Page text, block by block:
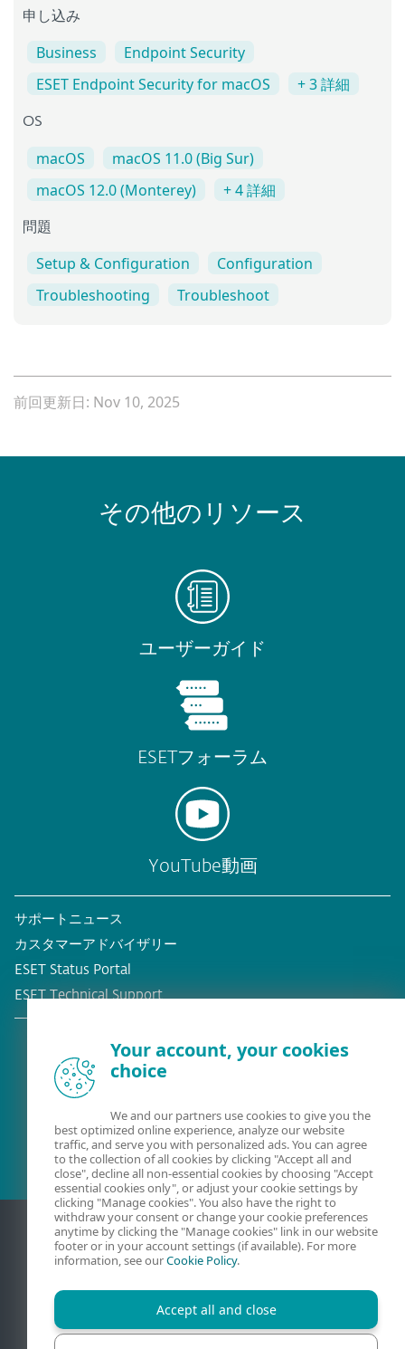
申し込み
Business
Endpoint Security
ESET Endpoint Security for macOS
+ 3 詳細
OS
macOS
macOS 11.0 (Big Sur)
macOS 12.0 (Monterey)
+ 4 詳細
問題
Setup & Configuration
Configuration
Troubleshooting
Troubleshoot
前回更新日: Nov 10, 2025
その他のリソース
ユーザーガイド
ESETフォーラム
YouTube動画
サポートニュース
カスタマーアドバイザリー
ESET Status Portal
ESET Technical Support
既存の顧客？
Your account, your cookies
choice
We and our partners use cookies to give you the
best optimized online experience, analyze our website
traffic, and serve you with personalized ads. You can agree
to the collection of all cookies by clicking "Accept all and
close", decline all non-essential cookies by choosing "Accept
essential cookies only", or adjust your cookie settings by
clicking "Manage cookies". You also have the right to
withdraw your consent or change your cookie preferences
anytime by clicking the "Manage cookies" link in our website
footer or in your account settings (if available). For more
information, see ourCookie Policy.
Accept all and close